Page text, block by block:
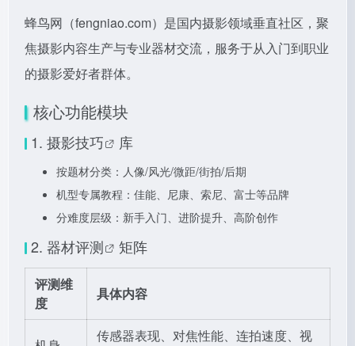
蜂鸟网（fengniao.com）是国内摄影领域垂直社区，聚
焦摄影内容生产与专业器材交流，服务于从入门到职业
的摄影爱好者群体。
核心功能模块
1. 摄影技巧 库
按题材分类：人像/风光/微距/街拍/后期
机型专属教程：佳能、尼康、索尼、富士等品牌
分难度层级：新手入门、进阶提升、高阶创作
2. 器材评测 矩阵
评测维
度
具体内容
传感器表现、对焦性能、连拍速度、视